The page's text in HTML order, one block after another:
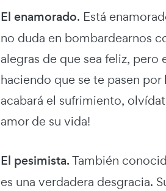
El enamorado. Está
no duda en bombardearnos
alegras de que sea feliz,
haciendo que se te pasen por
acabará el sufrimiento,
amor de su vida!
El pesimista.También
es una verdadera desgracia.